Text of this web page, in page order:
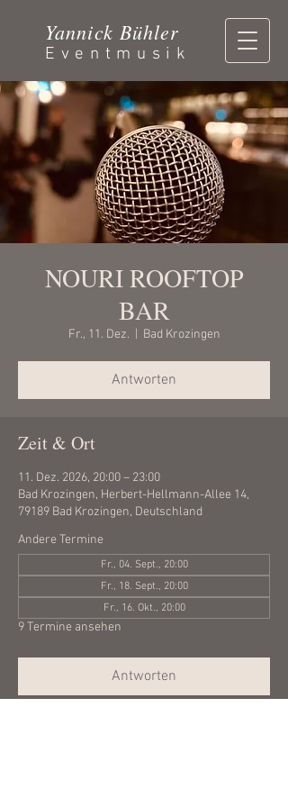
Yannick Bühler
Eventmusik
NOURI ROOFTOP
BAR
Fr., 11. Dez. Bad Krozingen
Antworten
Zeit & Ort
11. Dez. 2026, 20:00 – 23:00
Bad Krozingen, Herbert-Hellmann-Allee 14,
79189 Bad Krozingen, Deutschland
Andere Termine
Fr., 04. Sept., 20:00
Fr., 18. Sept., 20:00
Fr., 16. Okt., 20:00
9 Termine ansehen
Antworten